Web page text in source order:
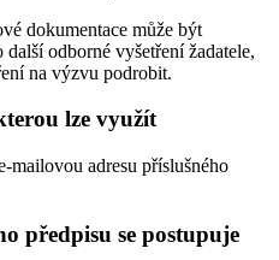
dokumentace může být
odborné vyšetření žadatele,
na výzvu podrobit.
lze využít
mailovou adresu příslušného
předpisu se postupuje